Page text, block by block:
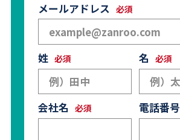
メールアドレス
姓 名
会社名 電話番号